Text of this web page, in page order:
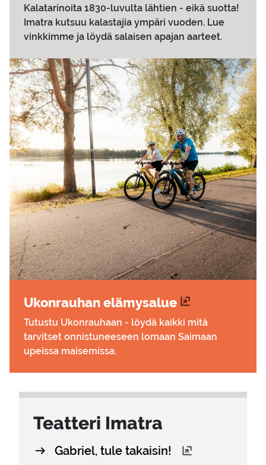
Kalatarinoita 1830-luvulta lähtien - eikä suotta!
Imatra kutsuu kalastajia ympäri vuoden. Lue
vinkkimme ja löydä salaisen apajan aarteet.
Ukon­rau­han elä­my­sa­lue
Tutustu Ukonrauhaan - löydä kaikki mitä
tarvitset onnistuneeseen lomaan Saimaan
upeissa maisemissa.
Teat­te­ri Imat­ra
Gabriel, tule takaisin!